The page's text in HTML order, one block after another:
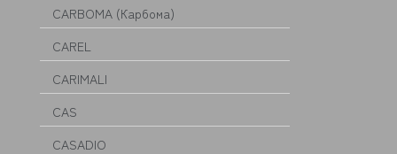
CARBOMA (Карбома)
CAREL
CARIMALI
CAS
CASADIO